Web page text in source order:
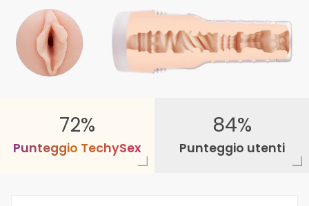
72%
Punteggio TechySex
84%
Punteggio utenti